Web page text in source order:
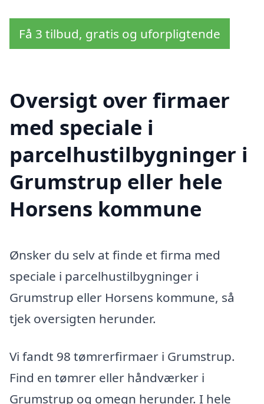
Få 3 tilbud, gratis og uforpligtende
Oversigt over firmaer
med speciale i
parcelhustilbygninger i
Grumstrup eller hele
Horsens kommune
Ønsker du selv at finde et firma med
speciale i parcelhustilbygninger i
Grumstrup eller Horsens kommune, så
tjek oversigten herunder.
Vi fandt 98 tømrerfirmaer i Grumstrup.
Find en tømrer eller håndværker i
Grumstrup og omegn herunder. I hele